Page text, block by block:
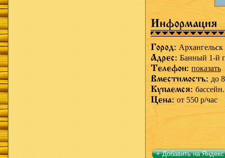
Информация
Город: Архангельск
Адрес: Банный 1-й
Телефон: показать
Вместимость: до
Купаемся: бассейн.
Цена: от 550 р/час
+ Добавить на Яндекс